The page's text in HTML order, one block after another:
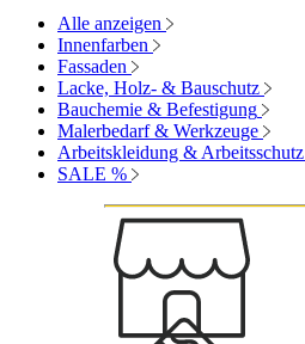
Alle anzeigen
Innenfarben
Fassaden
Lacke, Holz- & Bauschutz
Bauchemie & Befestigung
Malerbedarf & Werkzeuge
Arbeitskleidung & Arbeitsschutz
SALE %